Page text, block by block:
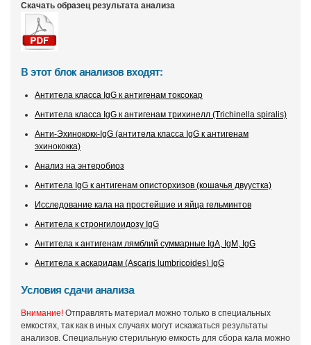
Скачать образец результата анализа
В этот блок анализов входят:
Антитела класса IgG к антигенам токсокар
Антитела класса IgG к антигенам трихинелл (Trichinella spiralis)
Анти-Эхинококк-IgG (антитела класса IgG к антигенам
эхинококка)
Анализ на энтеробиоз
Антитела IgG к антигенам описторхизов (кошачья двуустка)
Исследование кала на простейшие и яйца гельминтов
Антитела к стронгилоидозу IgG
Антитела к антигенам лямблий суммарные IgA, IgM, IgG
Антитела к аскаридам (Ascaris lumbricoides) IgG
Условия сдачи анализа
Внимание! Отправлять материал можно только в специальных
емкостях, так как в иных случаях могут искажаться результаты
анализов. Специальную стерильную емкость для сбора кала можно